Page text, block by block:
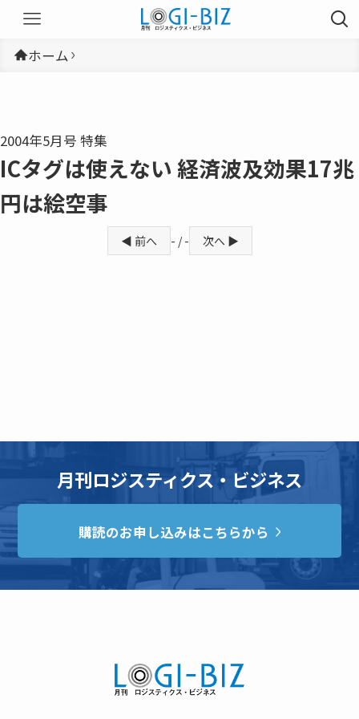
ホーム
2004年5月号 特集
ICタグは使えない 経済波及効果17兆
円は絵空事
◀ 前へ - / - 次へ ▶
月刊ロジスティクス・ビジネス
購読のお申し込みはこちらから